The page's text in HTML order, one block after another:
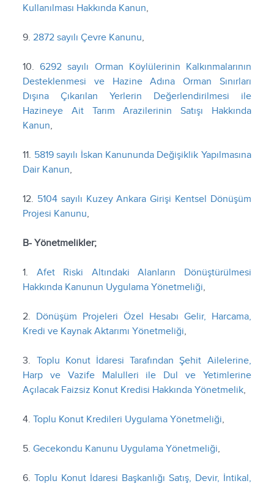
Kullanılması Hakkında Kanun,
9.2872 sayılı Çevre Kanunu,
10.6292 sayılı Orman Köylülerinin Kalkınmalarının
Desteklenmesi ve Hazine Adına Orman Sınırları
Dışına Çıkarılan Yerlerin Değerlendirilmesi ile
Hazineye Ait Tarım Arazilerinin Satışı Hakkında
Kanun,
11. 5819 sayılı İskan Kanununda Değişiklik Yapılmasına
Dair Kanun,
12. 5104 sayılı Kuzey Ankara Girişi Kentsel Dönüşüm
Projesi Kanunu,
B- Yönetmelikler;
1. Afet Riski Altındaki Alanların Dönüştürülmesi
Hakkında Kanunun Uygulama Yönetmeliği,
2. Dönüşüm Projeleri Özel Hesabı Gelir, Harcama,
Kredi ve Kaynak Aktarımı Yönetmeliği,
3. Toplu Konut İdaresi Tarafından Şehit Ailelerine,
Harp ve Vazife Malulleri ile Dul ve Yetimlerine
Açılacak Faizsiz Konut Kredisi Hakkında Yönetmelik,
4.Toplu Konut Kredileri Uygulama Yönetmeliği,
5.Gecekondu Kanunu Uygulama Yönetmeliği,
6.Toplu Konut İdaresi Başkanlığı Satış, Devir, İntikal,